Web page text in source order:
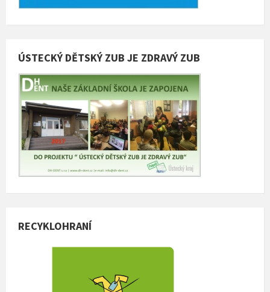
ÚSTECKÝ DĚTSKÝ ZUB JE ZDRAVÝ ZUB
RECYKLOHRANÍ